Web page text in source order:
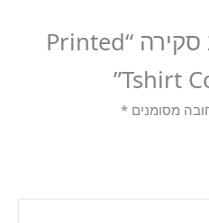
היה הראשון לכתוב סקירה “Printed
Tshirt
מסומנים *